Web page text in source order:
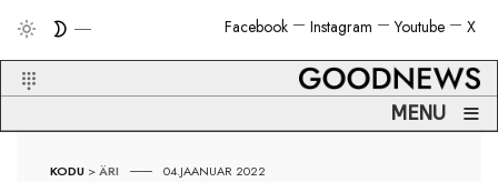
X
Youtube
Instagram
Facebook
MENU ≡
KODU >ÄRI 04.JAANUAR 2022